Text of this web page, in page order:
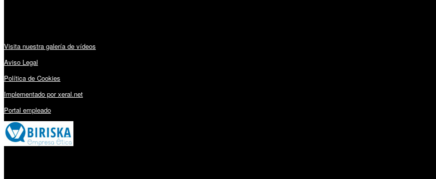
Visita nuestra galería de vídeos
Aviso Legal
Política de Cookies
Implementado por xeral.net
Portal empleado